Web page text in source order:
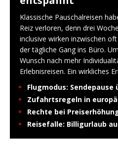
Klassische Pauschalreisen
Reiz verloren, denn drei
inclusive wirken inzwischen
der tägliche Gang ins Büro.
Wunsch nach mehr
Erlebnisreisen. Ein wirkliches
Flugmodus: Sendepause
Zufahrtsregeln in
Rechte bei
Reisefalle: Billigurlaub